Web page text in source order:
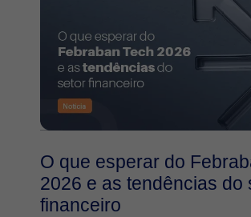
O que esperar do
2026 e as tendências do
financeiro